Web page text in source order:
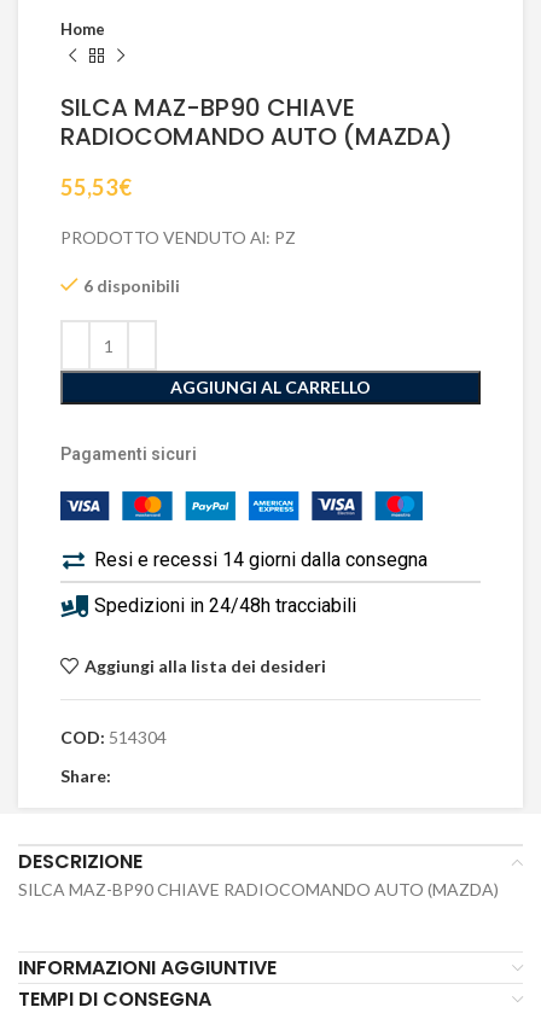
Home
SILCA MAZ-BP90 CHIAVE
RADIOCOMANDO AUTO (MAZDA)
55,53€
PRODOTTO VENDUTO Al: PZ
6 disponibili
AGGIUNGI AL CARRELLO
Pagamenti sicuri
Resi e recessi 14 giorni dalla consegna
Spedizioni in 24/48h tracciabili
Aggiungi alla lista dei desideri
COD: 514304
Share:
DESCRIZIONE
SILCA MAZ-BP90 CHIAVE RADIOCOMANDO AUTO (MAZDA)
INFORMAZIONI AGGIUNTIVE
TEMPI DI CONSEGNA